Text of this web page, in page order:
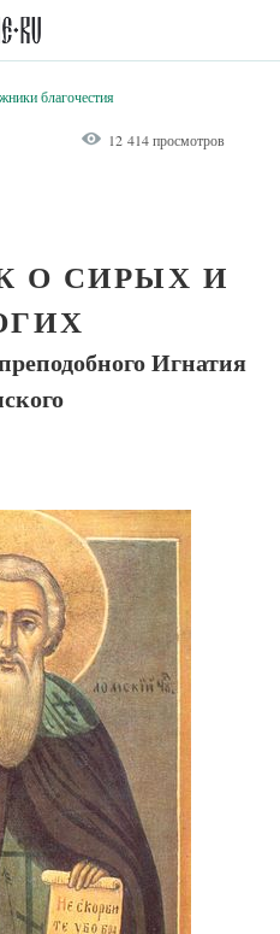
благочестия
12 414 просмотров
О СИРЫХ И
Игнатия